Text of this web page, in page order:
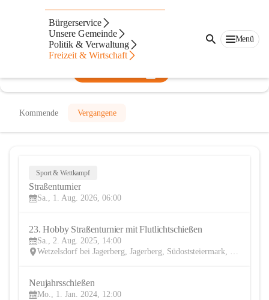
Bürgerservice
Unsere Gemeinde
Politik & Verwaltung
Freizeit & Wirtschaft
Menü
ESV Wetzelsdorf
@esv-wetzelsdorf
Eisstockschießen
Kommende Vergangene
Sport & Wettkampf
Straßenturnier
Sa., 1. Aug. 2026, 06:00
23. Hobby Straßenturnier mit Flutlichtschießen
Sa., 2. Aug. 2025, 14:00
Wetzelsdorf bei Jagerberg, Jagerberg, Südoststeiermark, Steiermark, AUT
Neujahrsschießen
Mo., 1. Jan. 2024, 12:00